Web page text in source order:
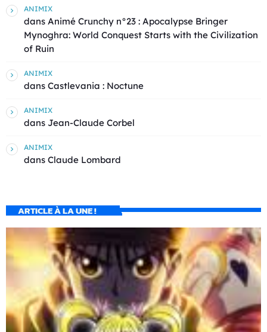
ANIMIX
dans Animé Crunchy n°23 : Apocalypse Bringer
Mynoghra: World Conquest Starts with the Civilization
of Ruin
ANIMIX
dans Castlevania : Noctune
ANIMIX
dans Jean-Claude Corbel
ANIMIX
dans Claude Lombard
ARTICLE À LA UNE !